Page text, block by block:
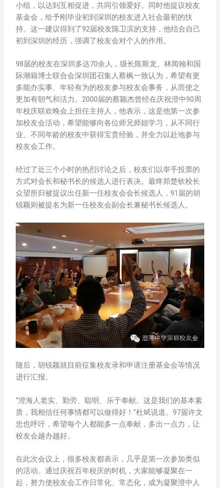
小组，以达到互相促进，共同引领爱好。同时他提议校友
基金会，给予刚毕业初到深圳的校友进入社会最初的扶
持。这一建议得到了92届校友陈卫滨的支持，他结合自己
初到深圳的经历，强调了校友会对个人的作用。
98届的校友在深圳多达70余人，级长陈斯龙、林闻翰和国
际潮籍博士联合会深圳团召集人蔡枫一致认为，希望有更
多能办实事、年轻有为的校友参与校友会事务，从而使之
更加有朝气和活力。2000届的蔡颖杰曾经在庆祝澄中90周
年校庆联欢晚会上担任主持人，他表示，这是他第一次参
加校友会活动，希望能够向各位师兄师姐学习，从不同行
业、不同年龄的校友中获得宝贵经验，并全力以赴地参与
校友会工作。
经过了近三个小时的热烈讨论之后，校友们以举手投票的
方式对会长和秘书长的候选人进行表决。最终郑楚钦校长
众望所归被提议出任新一任校友会会长候选人，91届的胡
锐颖则被提名为新一任校友会副会长兼秘书长候选人。
随后，胡锐颖就目前征集校友录和申请注册基金会等情况
进行汇报。
“澄海人老实、勤劳、聪明、乐于奉献。这是我们的基本素
质，我相信任何事情都可以做得好！”杜斌说道。97届许文
忠也呼吁，希望每个人都能多一点奉献，多出一点力，让
校友会越办越好。
在此次会议上，很多校友都表示，几乎是第一次参加类似
的活动。通过庆祝百年校庆的时机，大家能够凝聚在一
起，努力使校友会工作日常化、常态化，成为凝聚澄中人